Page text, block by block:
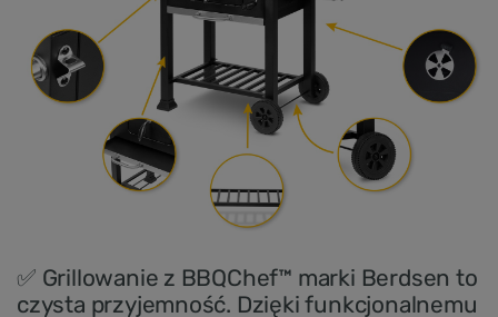
✅ Grillowanie z BBQChef™ marki Berdsen to
czysta przyjemność. Dzięki funkcjonalnemu